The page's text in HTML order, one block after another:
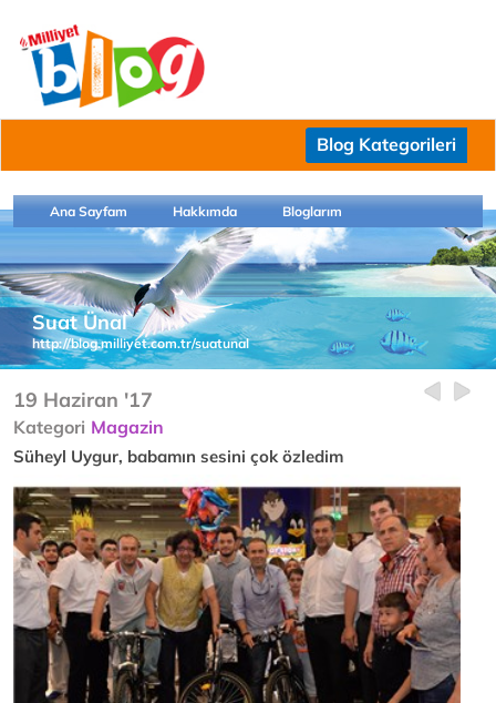
Blog Kategorileri
Ana Sayfam Hakkımda Bloglarım
Suat Ünal
http://blog.milliyet.com.tr/suatunal
19 Haziran '17
Kategori Magazin
Süheyl Uygur, babamın sesini çok özledim